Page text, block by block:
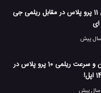
مقایسه ریلمی 11 پرو پلاس در مقابل ریلمی جی
مقایسه دوربین و سرعت ریلمی 10 پرو پلاس در